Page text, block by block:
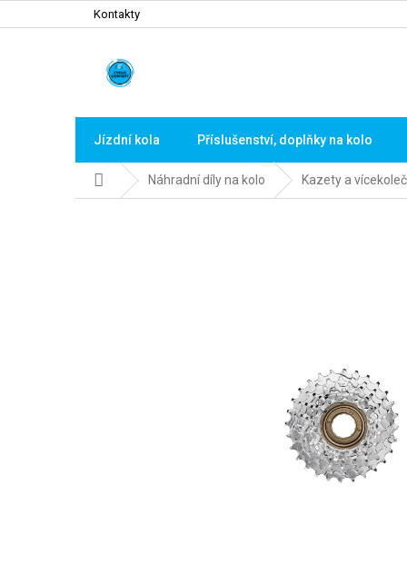
na
Kontakty
Jízdní kola Příslušenství, doplňky na kolo
Domů Náhradní díly na kolo Kazety a